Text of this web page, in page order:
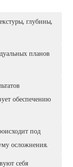
глубины,
планов
обеспечению
под
осложнения.
себя